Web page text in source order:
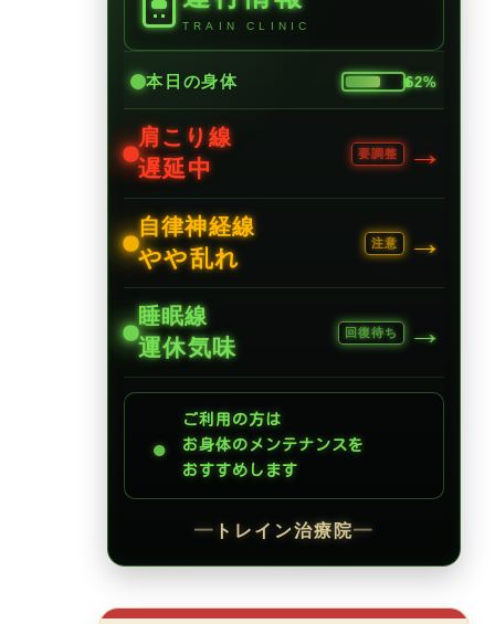
TRAIN CLINIC
本日の身体 62%
肩こり線
遅延中
要調整 →
自律神経線
やや乱れ
注意 →
睡眠線
運休気味
回復待ち →
●
ご利用の方は
お身体のメンテナンスを
おすすめします
━ トレイン治療院━